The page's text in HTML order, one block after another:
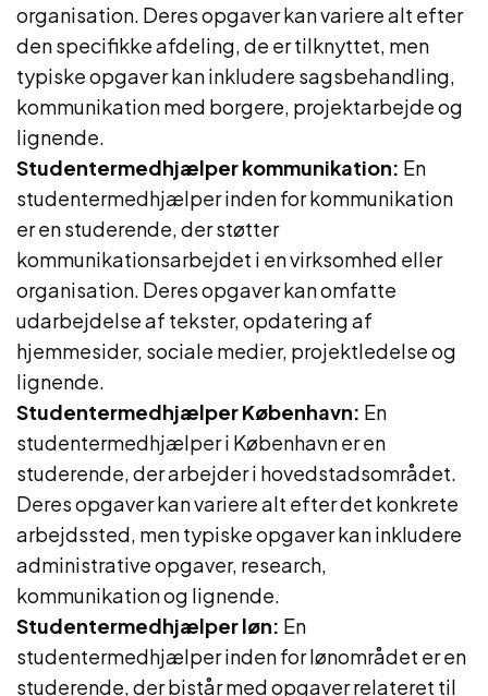
organisation. Deres opgaver kan variere alt efter
den specifikke afdeling, de er tilknyttet, men
typiske opgaver kan inkludere sagsbehandling,
kommunikation med borgere, projektarbejde og
lignende.
Studentermedhjælper kommunikation: En
studentermedhjælper inden for kommunikation
er en studerende, der støtter
kommunikationsarbejdet i en virksomhed eller
organisation. Deres opgaver kan omfatte
udarbejdelse af tekster, opdatering af
hjemmesider, sociale medier, projektledelse og
lignende.
Studentermedhjælper København: En
studentermedhjælper i København er en
studerende, der arbejder i hovedstadsområdet.
Deres opgaver kan variere alt efter det konkrete
arbejdssted, men typiske opgaver kan inkludere
administrative opgaver, research,
kommunikation og lignende.
Studentermedhjælper løn: En
studentermedhjælper inden for lønområdet er en
studerende, der bistår med opgaver relateret til